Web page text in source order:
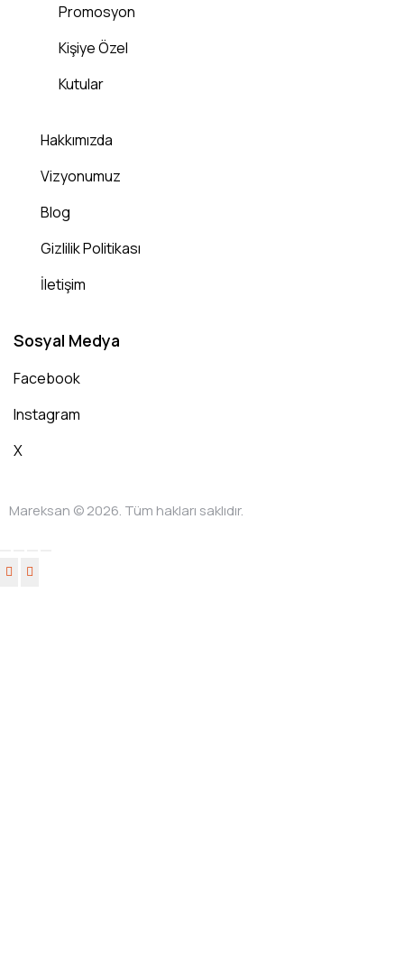
Promosyon
Kişiye Özel
Kutular
Hakkımızda
Vizyonumuz
Blog
Gizlilik Politikası
İletişim
Sosyal Medya
Facebook
Instagram
X
Mareksan © 2026. Tüm hakları saklıdır.